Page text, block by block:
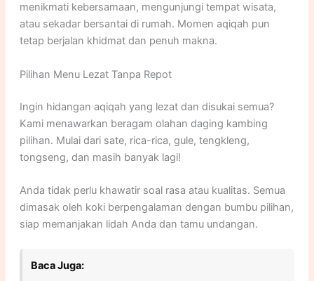
menikmati kebersamaan, mengunjungi tempat wisata,
atau sekadar bersantai di rumah. Momen aqiqah pun
tetap berjalan khidmat dan penuh makna.
Pilihan Menu Lezat Tanpa Repot
Ingin hidangan aqiqah yang lezat dan disukai semua?
Kami menawarkan beragam olahan daging kambing
pilihan. Mulai dari sate, rica-rica, gule, tengkleng,
tongseng, dan masih banyak lagi!
Anda tidak perlu khawatir soal rasa atau kualitas. Semua
dimasak oleh koki berpengalaman dengan bumbu pilihan,
siap memanjakan lidah Anda dan tamu undangan.
Baca Juga: